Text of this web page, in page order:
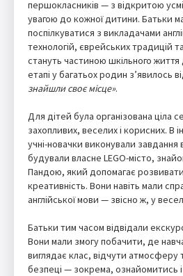
першокласників — з відкритою
увагою до кожної дитини. Батьки
поспілкуватися з викладачами
технологій, єврейських традицій
стануть частиною шкільного
етапі у багатьох родин з’явилось
знайшли своє місце».
Для дітей була організована ціла
захопливих, веселих і корисних. В
учні-новачки виконували завдання
будували власне LEGO-місто,
Пандою, який допомагає розвивати
креативність. Вони навіть мали
англійської мови — звісно ж, у
Батьки тим часом відвідали
Вони мали змогу побачити, де
виглядає клас, відчути атмосферу
безпеці — зокрема, ознайомитись